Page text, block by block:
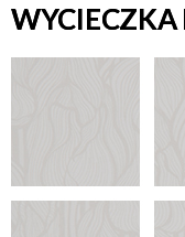
WYCIECZKA